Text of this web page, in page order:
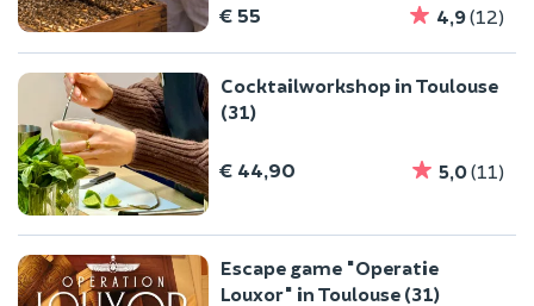
€ 55 4,9(12)
Cocktailworkshop in Toulouse
(31)
€ 44,90 5,0(11)
Escape game "Operatie
Louxor" in Toulouse (31)